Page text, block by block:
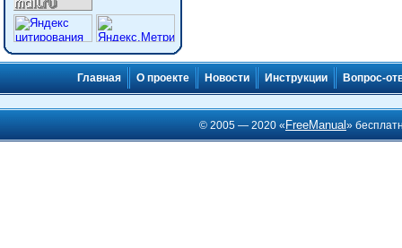
Главная О проекте Новости Инструкции Вопрос-
© 2005 — 2020 « FreeManual»